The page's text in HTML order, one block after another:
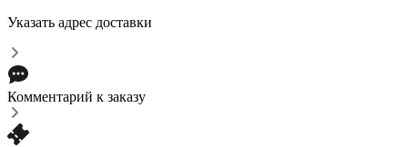
Указать адрес доставки
Комментарий к заказу